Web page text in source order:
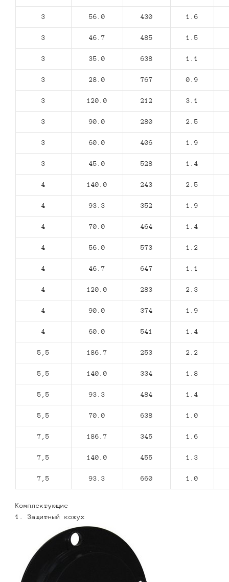
3 56.0 430 1.6
3 46.7 485 1.5
3 35.0 638 1.1
3 28.0 767 0.9
3 120.0 212 3.1
3 90.0 280 2.5
3 60.0 406 1.9
3 45.0 528 1.4
4 140.0 243 2.5
4 93.3 352 1.9
4 70.0 464 1.4
4 56.0 573 1.2
4 46.7 647 1.1
4 120.0 283 2.3
4 90.0 374 1.9
4 60.0 541 1.4
5,5 186.7 253 2.2
5,5 140.0 334 1.8
5,5 93.3 484 1.4
5,5 70.0 638 1.0
7,5 186.7 345 1.6
7,5 140.0 455 1.3
7,5 93.3 660 1.0
Комплектующие
1. Защитный кожух